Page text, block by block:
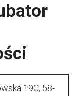
19C, 58-